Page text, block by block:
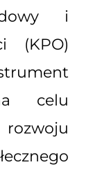
i
(KPO)
celu